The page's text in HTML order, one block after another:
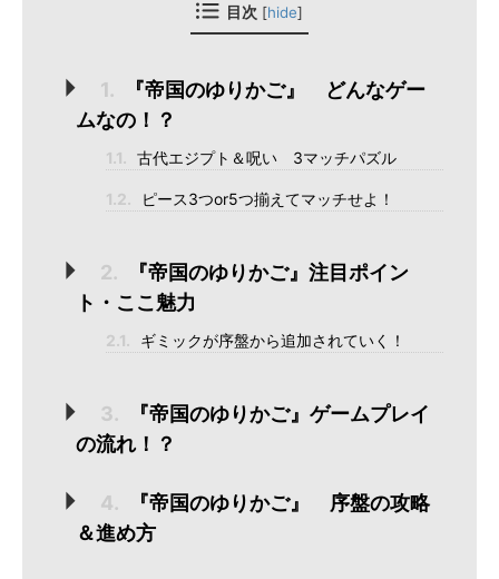
目次 [hide]
1.
『帝国のゆりかご』 どんなゲー
ムなの！？
1.1. 古代エジプト＆呪い 3マッチパズル
1.2. ピース3つor5つ揃えてマッチせよ！
2.
『帝国のゆりかご』注目ポイン
ト・ここ魅力
2.1. ギミックが序盤から追加されていく！
3.
『帝国のゆりかご』ゲームプレイ
の流れ！？
4.
『帝国のゆりかご』 序盤の攻略
＆進め方